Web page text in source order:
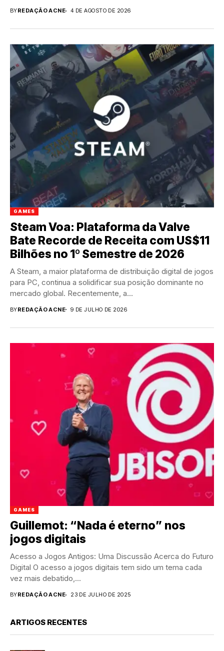
especialmente...
BYREDAÇÃO ACNE 4 DE AGOSTO DE 2026
GAMES
Steam Voa: Plataforma da Valve
Bate Recorde de Receita com US$11
Bilhões no 1º Semestre de 2026
A Steam, a maior plataforma de distribuição digital de jogos
para PC, continua a solidificar sua posição dominante no
mercado global. Recentemente, a...
BYREDAÇÃO ACNE 9 DE JULHO DE 2026
GAMES
Guillemot: “Nada é eterno” nos
jogos digitais
Acesso a Jogos Antigos: Uma Discussão Acerca do Futuro
Digital O acesso a jogos digitais tem sido um tema cada
vez mais debatido,...
BYREDAÇÃO ACNE 23 DE JULHO DE 2025
ARTIGOS RECENTES